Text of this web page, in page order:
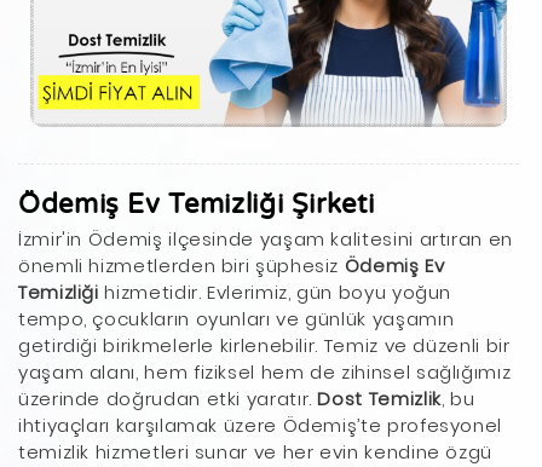
Ödemiş Ev Temizliği Şirketi
İzmir'in Ödemiş ilçesinde yaşam kalitesini artıran en
önemli hizmetlerden biri şüphesiz Ödemiş Ev
Temizliği hizmetidir. Evlerimiz, gün boyu yoğun
tempo, çocukların oyunları ve günlük yaşamın
getirdiği birikmelerle kirlenebilir. Temiz ve düzenli bir
yaşam alanı, hem fiziksel hem de zihinsel sağlığımız
üzerinde doğrudan etki yaratır.Dost Temizlik, bu
ihtiyaçları karşılamak üzere Ödemiş’te profesyonel
temizlik hizmetleri sunar ve her evin kendine özgü